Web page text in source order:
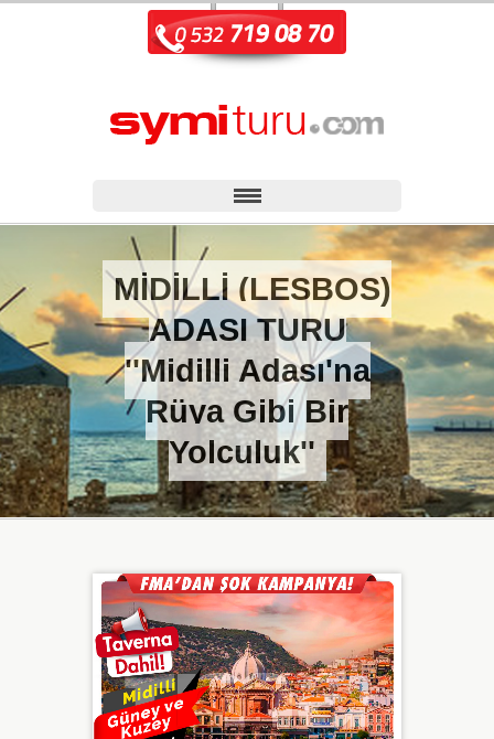
MİDİLLİ (LESBOS)
ADASI TURU
''Midilli Adası'na
Rüya Gibi Bir
Yolculuk''